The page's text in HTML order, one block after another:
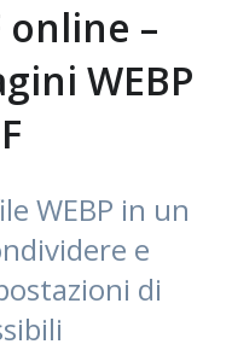
online –
WEBP
WEBP in un
e
di